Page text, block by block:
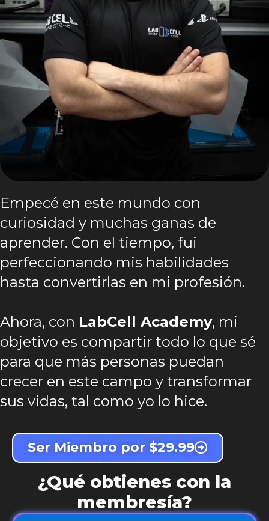
Empecé en este mundo con
curiosidad y muchas ganas de
aprender. Con el tiempo, fui
perfeccionando mis habilidades
hasta convertirlas en mi profesión.
Ahora, con LabCell Academy, mi
objetivo es compartir todo lo que sé
para que más personas puedan
crecer en este campo y transformar
sus vidas, tal como yo lo hice.
Ser Miembro por $29.99
¿Qué obtienes con la
membresía?